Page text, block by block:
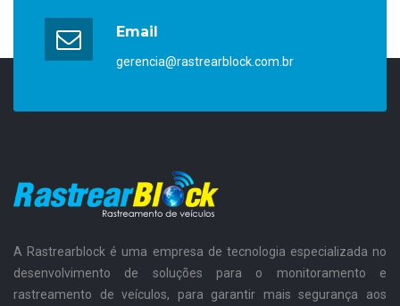
Email
gerencia@rastrearblock.com.br
A Rastrearblock é uma empresa de tecnologia especializada no
desenvolvimento de soluções para o monitoramento e
rastreamento de veículos, para garantir mais segurança aos